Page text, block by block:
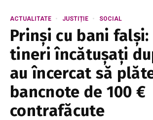
ACTUALITATE JUSTIȚIE SOCIAL
Prinși cu bani falși:
tineri încătușați
au încercat să
bancnote de 100 €
contrafăcute